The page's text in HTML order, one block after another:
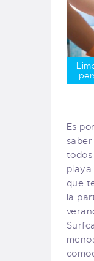
Es
todos
playa
que
la